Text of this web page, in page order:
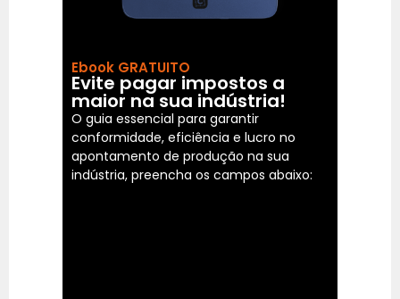
Ebook GRATUITO
Evite pagar impostos a
maior na sua indústria!
O guia essencial para garantir
conformidade, eficiência e lucro no
apontamento de produção na sua
indústria, preencha os campos abaixo: